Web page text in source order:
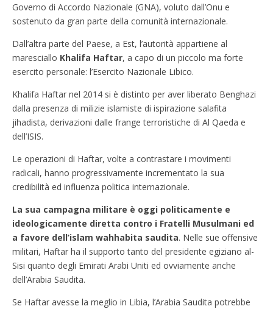
Governo di Accordo Nazionale (GNA), voluto dall’Onu e
sostenuto da gran parte della comunità internazionale.
Dall’altra parte del Paese, a Est, l’autorità appartiene al
maresciallo Khalifa Haftar, a capo di un piccolo ma forte
esercito personale: l’Esercito Nazionale Libico.
Khalifa Haftar nel 2014 si è distinto per aver liberato Benghazi
dalla presenza di milizie islamiste di ispirazione salafita
jihadista, derivazioni dalle frange terroristiche di Al Qaeda e
dell’ISIS.
Le operazioni di Haftar, volte a contrastare i movimenti
radicali, hanno progressivamente incrementato la sua
credibilità ed influenza politica internazionale.
La sua campagna militare è oggi politicamente e
ideologicamente diretta contro i Fratelli Musulmani ed
a favore dell’islam wahhabita saudita. Nelle sue offensive
militari, Haftar ha il supporto tanto del presidente egiziano al-
Sisi quanto degli Emirati Arabi Uniti ed ovviamente anche
dell’Arabia Saudita.
Se Haftar avesse la meglio in Libia, l’Arabia Saudita potrebbe